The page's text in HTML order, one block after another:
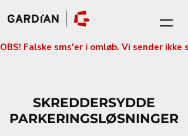
OBS! Falske sms'er i omløb. Vi sender
SKREDDERSYDDE
PARKERINGSLØSNINGER